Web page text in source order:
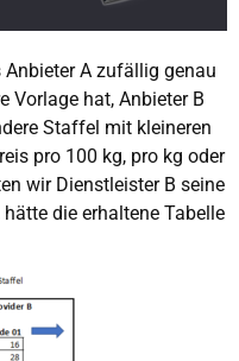
Anbieter A zufällig genau
Vorlage hat, Anbieter B
Staffel mit kleineren
pro 100 kg, pro kg oder
wir Dienstleister B seine
die erhaltene Tabelle